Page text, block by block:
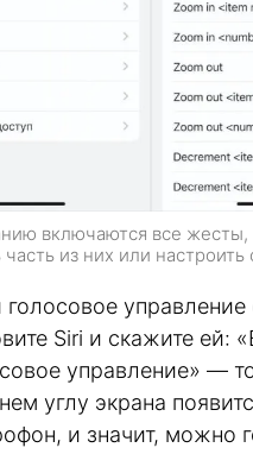
включаются все
из них или настроить
голосовое управление
Siri и скажите ей:
управление» —
углу экрана
и значит, можно